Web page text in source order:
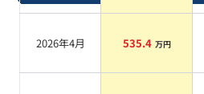
2026年4月 535.4 万円